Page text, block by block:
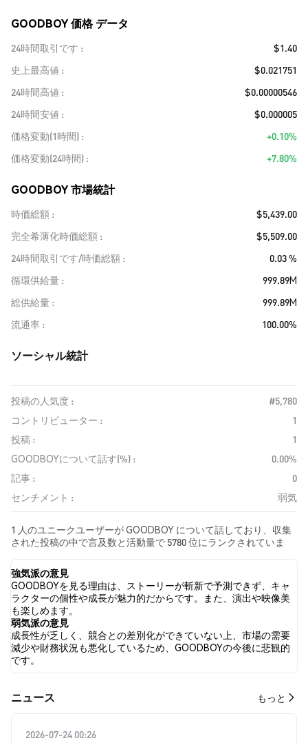
GOODBOY 価格 データ
24時間取引です
$1.40
史上最高値
$0.021751
24時間高値
$0.00000546
24時間安値
$0.000005
価格変動(1時間)
+0.10%
価格変動(24時間)
+7.80%
GOODBOY 市場統計
時価総額
$5,439.00
完全希薄化時価総額
$5,509.00
24時間取引です/時価総額
0.03 %
循環供給量
999.89M
総供給量
999.89M
流通率
100.00%
ソーシャル統計
投稿の人気度 :
#5,780
コントリビューター :
1
投稿 :
1
GOODBOYについて話す(%) :
0.00%
記事 :
0
センチメント :
弱気
1 人のユニークユーザーが GOODBOY について話しており、収集
された投稿の中で言及数と活動量で 5780 位にランクされていま
GOODBOY への感情は 弱気 でした。 最後に、GOODBOY に関す
るニュース記事が 0 件公開されました。 Twitterでは、0.00% のツ
イートが強気の感情を示し、0.00% のツイートが弱気の感情を示
しました。 100.00% のツイートは GOODBOY に対して中立的でし
た。 これらの感情分析は 1 件のツイートに基づいています。
強気派の意見
GOODBOYを見る理由は、ストーリーが斬新で予測できず、キャ
ラクターの個性や成長が魅力的だからです。また、演出や映像美
も楽しめます。
弱気派の意見
成長性が乏しく、競合との差別化ができていない上、市場の需要
減少や財務状況も悪化しているため、GOODBOYの今後に悲観的
です。
​​ニュース​​ もっと
2026-07-24 00:26